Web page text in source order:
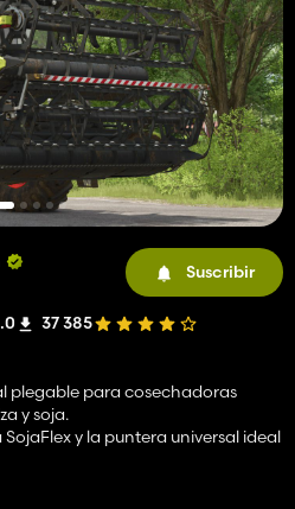
Suscribir
37 385
plegable para cosechadoras
y soja.
y la puntera universal ideal